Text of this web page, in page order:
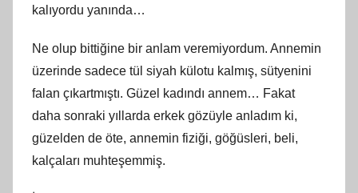
kalıyordu yanında…
Ne olup bittiğine bir anlam veremiyordum. Annemin
üzerinde sadece tül siyah külotu kalmış, sütyenini
falan çıkartmıştı. Güzel kadındı annem… Fakat
daha sonraki yıllarda erkek gözüyle anladım ki,
güzelden de öte, annemin fiziği, göğüsleri, beli,
kalçaları muhteşemmiş.